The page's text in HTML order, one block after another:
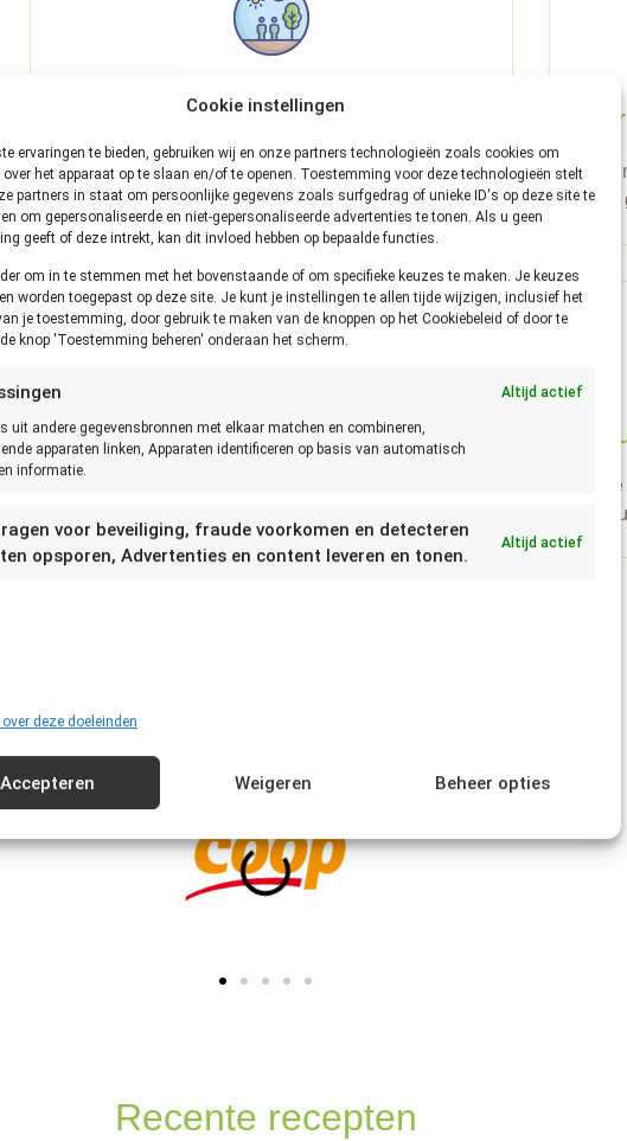
Cookie instellingen
ervaringen te bieden, gebruiken wij en onze partners technologieën zoals cookies om
het apparaat op te slaan en/of te openen. Toestemming voor deze technologieën stelt
partners in staat om persoonlijke gegevens zoals surfgedrag of unieke ID's op deze site te
om gepersonaliseerde en niet-gepersonaliseerde advertenties te tonen. Als u geen
geeft of deze intrekt, kan dit invloed hebben op bepaalde functies.
om in te stemmen met het bovenstaande of om specifieke keuzes te maken. Je keuzes
worden toegepast op deze site. Je kunt je instellingen te allen tijde wijzigen, inclusief het
je toestemming, door gebruik te maken van de knoppen op het Cookiebeleid of door te
knop 'Toestemming beheren' onderaan het scherm.
Altijd actief
uit andere gegevensbronnen met elkaar matchen en combineren,
apparaten linken, Apparaten identificeren op basis van automatisch
informatie.
voor beveiliging, fraude voorkomen en detecteren
opsporen, Advertenties en content leveren en tonen.
Altijd actief
deze doeleinden
Accepteren Weigeren Beheer opties
Minder verspillen
Wist je dat je jaarlijks gemiddeld 50 kilo eten
weggooit? Beter bewaren leidt tot minder verspillen.
Hoe
minder
Zero waste
Door
je
Recente recepten